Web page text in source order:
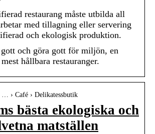
restaurang måste utbilda all
med tillagning eller servering
och ekologisk produktion.
och göra gott för miljön, en
hållbara restauranger.
… › Café › Delikatessbutik
bästa ekologiska och
matställen